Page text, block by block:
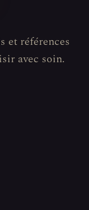
et références
avec soin.